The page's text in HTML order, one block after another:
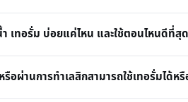
ำ เทอรั่ม บ่อยแค่ไหน และใช้ตอนไหนดีที่สุ
อผ่านการทำเลสิกสามารถใช้เทอรั่มได้หรื